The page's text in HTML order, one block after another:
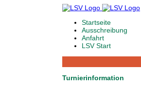
Startseite
Ausschreibung
Anfahrt
LSV Start
Turnierinformation